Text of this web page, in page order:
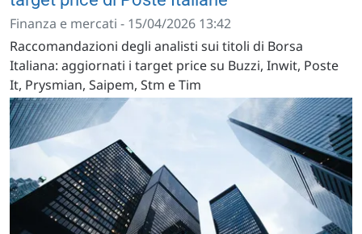
Finanza e mercati - 15/04/2026 13:42
Raccomandazioni degli analisti sui titoli di Borsa
Italiana: aggiornati i target price su Buzzi, Inwit, Poste
It, Prysmian, Saipem, Stm e Tim